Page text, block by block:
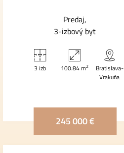
Predaj
3-izbový byt
3 izb 100.84 m2
Bratislava-
Vrakuňa
245 000 €